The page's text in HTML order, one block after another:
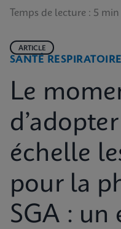
Temps de lecture : 5 min
SANTÉ RESPIRATOIRE
ARTICLE
Le
échelle
pour la
SGA : un